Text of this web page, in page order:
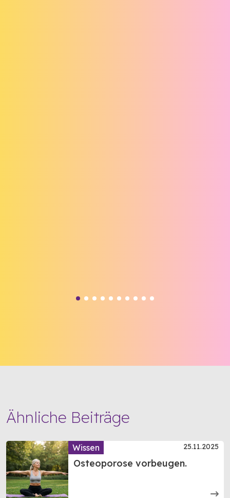
Ähnliche Beiträge
Wissen 25.11.2025
Osteoporose vorbeugen.